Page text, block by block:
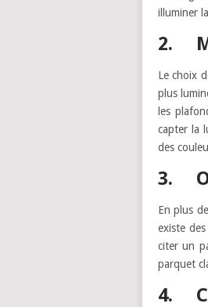
illuminer
2.
Le choix
plus
les
capter la
des
3.
En plus
existe
citer un
parquet
4.